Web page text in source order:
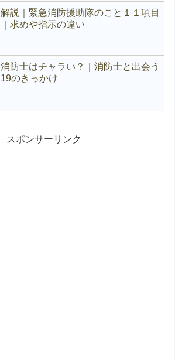
解説｜緊急消防援助隊のこと１１項目
｜求めや指示の違い
消防士はチャラい？｜消防士と出会う
19のきっかけ
スポンサーリンク